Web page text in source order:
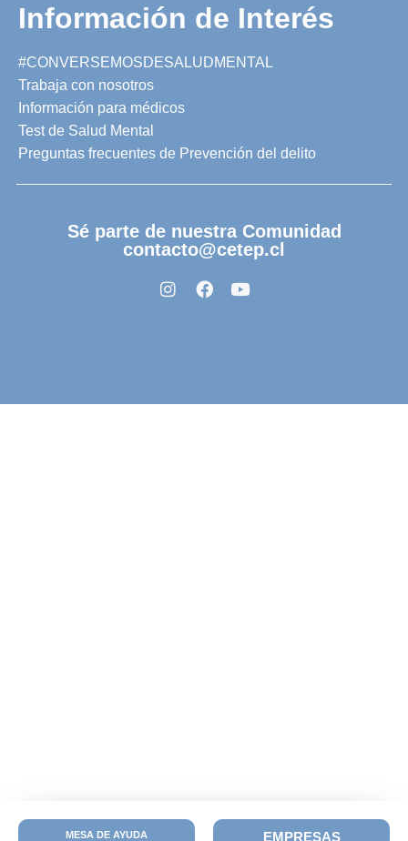
MESA DE AYUDA EMPRESAS
Información de Interés
#CONVERSEMOSDESALUDMENTAL
Trabaja con nosotros
Información para médicos
Test de Salud Mental
Preguntas frecuentes de Prevención del delito
Sé parte de nuestra Comunidad
contacto@cetep.cl